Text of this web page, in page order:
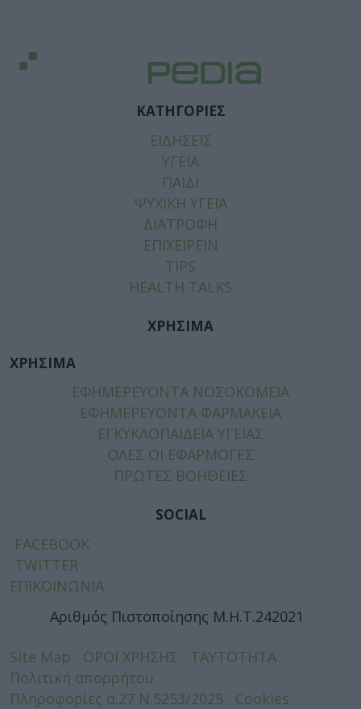
ΚΑΤΗΓΟΡΙΕΣ
ΕΙΔΗΣΕΙΣ
ΥΓΕΙΑ
ΠΑΙΔΙ
ΨΥΧΙΚΗ ΥΓΕΙΑ
ΔΙΑΤΡΟΦΗ
ΕΠΙΧΕΙΡΕΙΝ
TIPS
HEALTH TALKS
ΧΡΗΣΙΜΑ
ΧΡΗΣΙΜΑ
ΕΦΗΜΕΡΕΥΟΝΤΑ ΝΟΣΟΚΟΜΕΙΑ
ΕΦΗΜΕΡΕΥΟΝΤΑ ΦΑΡΜΑΚΕΙΑ
ΕΓΚΥΚΛΟΠΑΙΔΕΙΑ ΥΓΕΙΑΣ
ΟΛΕΣ ΟΙ ΕΦΑΡΜΟΓΕΣ
ΠΡΩΤΕΣ ΒΟΗΘΕΙΕΣ
SOCIAL
FACEBOOK
TWITTER
ΕΠΙΚΟΙΝΩΝΙΑ
Αριθμός Πιστοποίησης Μ.Η.Τ.242021
Site Map ΟΡΟΙ ΧΡΗΣΗΣ
ΤΑΥΤΟΤΗΤΑ
Πολιτική απορρήτου
Πληροφορίες α.27 Ν.5253/2025
Cookies